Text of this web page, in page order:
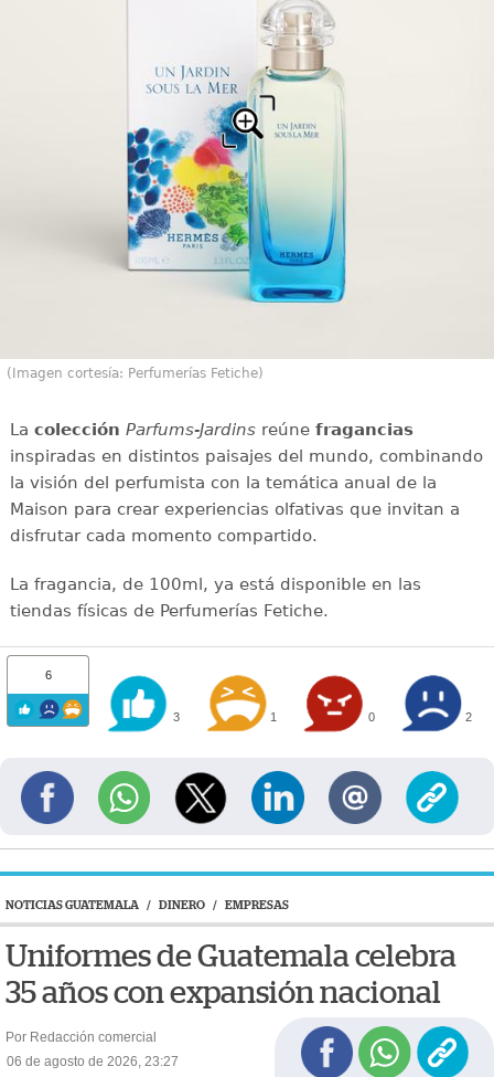
(Imagen cortesía: Perfumerías Fetiche)
La colección Parfums-Jardinsreúne fragancias
inspiradas en distintos paisajes del mundo, combinando
la visión del perfumista con la temática anual de la
Maison para crear experiencias olfativas que invitan a
disfrutar cada momento compartido.
La fragancia, de 100ml, ya está disponible en las
tiendas físicas de Perfumerías Fetiche.
6
3 1 0 2
NOTICIAS GUATEMALA / DINERO / EMPRESAS
Uniformes de Guatemala celebra
35 años con expansión nacional
Por Redacción comercial
06 de agosto de 2026, 23:27